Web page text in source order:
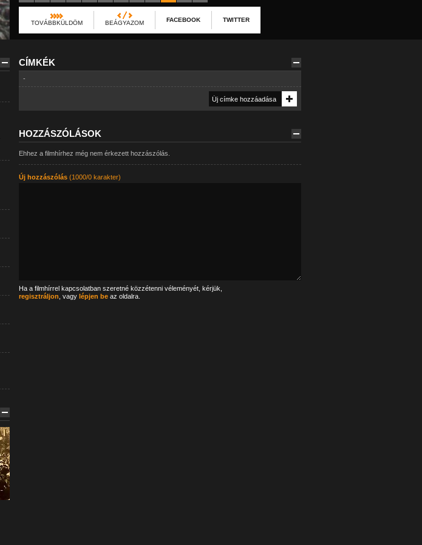
TOVÁBBKÜLDÖM BEÁGYAZOM FACEBOOK TWITTER
CÍMKÉK
-
HOZZÁSZÓLÁSOK
Ehhez a filmhírhez még nem érkezett hozzászólás.
Új hozzászólás(1000/0 karakter)
Ha a filmhírrel kapcsolatban szeretné közzétenni véleményét, kérjük,
regisztráljon , vagy lépjen beaz oldalra.